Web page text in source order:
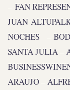
– FAN
JUAN
NOCHES –
SANTA JULIA –
ARAUJO –